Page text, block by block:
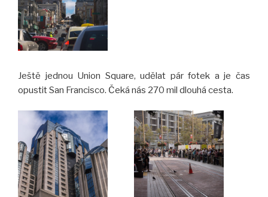
Ještě jednou Union Square, udělat pár fotek a je čas
opustit San Francisco. Čeká nás 270 mil dlouhá cesta.